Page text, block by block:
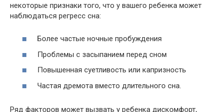
некоторые признаки того, что у вашего ребенка может
наблюдаться регресс сна:
Более частые ночные пробуждения
Проблемы с засыпанием перед сном
Повышенная суетливость или капризность
Частая дремота вместо длительного сна.
Ряд факторов может вызвать у ребенка дискомфорт,